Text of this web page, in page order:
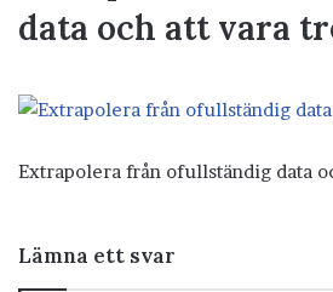
data och att vara
Extrapolera från ofullständig data
Lämna ett svar